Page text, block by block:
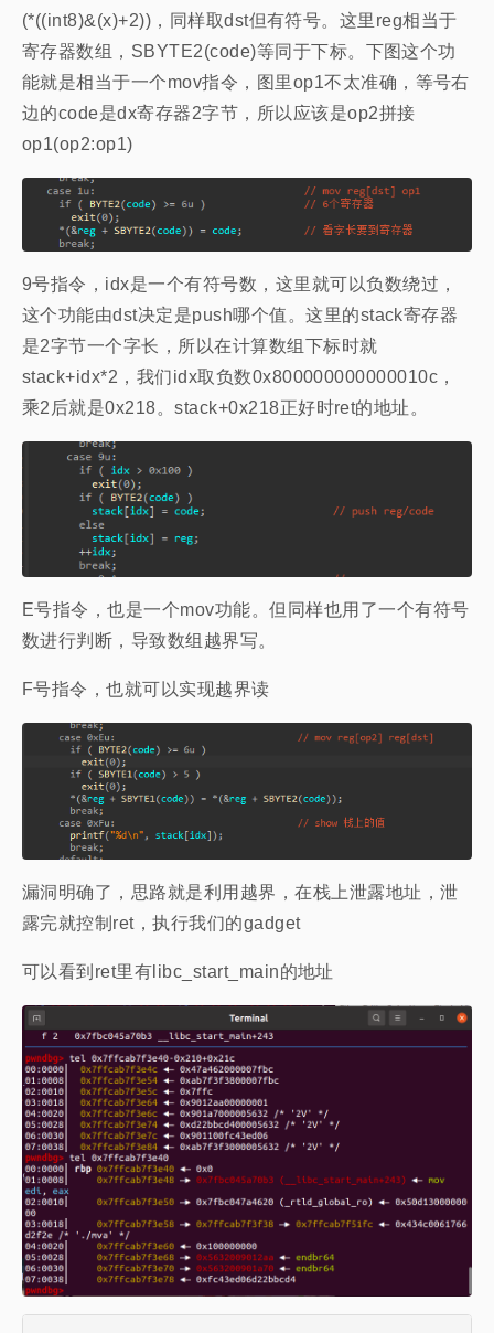
(*((int8)&(x)+2))，同样取dst但有符号。这里reg相当于
寄存器数组，SBYTE2(code)等同于下标。下图这个功
能就是相当于一个mov指令，图里op1不太准确，等号右
边的code是dx寄存器2字节，所以应该是op2拼接
op1(op2:op1)
9号指令，idx是一个有符号数，这里就可以负数绕过，
这个功能由dst决定是push哪个值。这里的stack寄存器
是2字节一个字长，所以在计算数组下标时就
stack+idx*2，我们idx取负数0x800000000000010c，
乘2后就是0x218。stack+0x218正好时ret的地址。
E号指令，也是一个mov功能。但同样也用了一个有符号
数进行判断，导致数组越界写。
F号指令，也就可以实现越界读
漏洞明确了，思路就是利用越界，在栈上泄露地址，泄
露完就控制ret，执行我们的gadget
可以看到ret里有libc_start_main的地址